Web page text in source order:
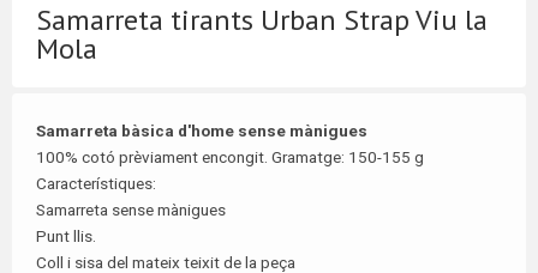
Samarreta tirants Urban Strap Viu la
Mola
Samarreta bàsica d'home sense mànigues
100% cotó prèviament encongit. Gramatge: 150-155 g
Característiques:
Samarreta sense mànigues
Punt llis.
Coll i sisa del mateix teixit de la peça